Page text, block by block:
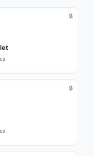
🔒
🔒